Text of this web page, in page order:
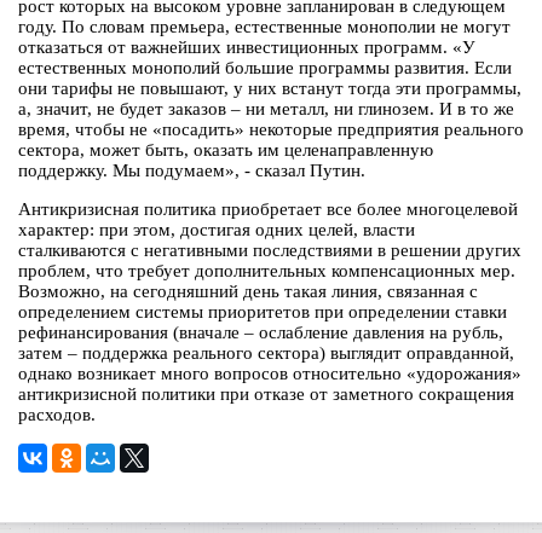
рост которых на высоком уровне запланирован в следующем
году. По словам премьера, естественные монополии не могут
отказаться от важнейших инвестиционных программ. «У
естественных монополий большие программы развития. Если
они тарифы не повышают, у них встанут тогда эти программы,
а, значит, не будет заказов – ни металл, ни глинозем. И в то же
время, чтобы не «посадить» некоторые предприятия реального
сектора, может быть, оказать им целенаправленную
поддержку. Мы подумаем», - сказал Путин.
Антикризисная политика приобретает все более многоцелевой
характер: при этом, достигая одних целей, власти
сталкиваются с негативными последствиями в решении других
проблем, что требует дополнительных компенсационных мер.
Возможно, на сегодняшний день такая линия, связанная с
определением системы приоритетов при определении ставки
рефинансирования (вначале – ослабление давления на рубль,
затем – поддержка реального сектора) выглядит оправданной,
однако возникает много вопросов относительно «удорожания»
антикризисной политики при отказе от заметного сокращения
расходов.